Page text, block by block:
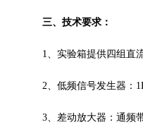
三、 技术要求：
1、实验箱提供四组直
2、低频信号发生器：
3、差动放大器：通频